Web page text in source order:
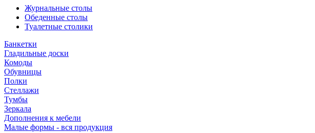
Журнальные столы
Обеденные столы
Туалетные столики
Банкетки
Гладильные доски
Комоды
Обувницы
Полки
Стеллажи
Тумбы
Зеркала
Дополнения к мебели
Малые формы - вся продукция